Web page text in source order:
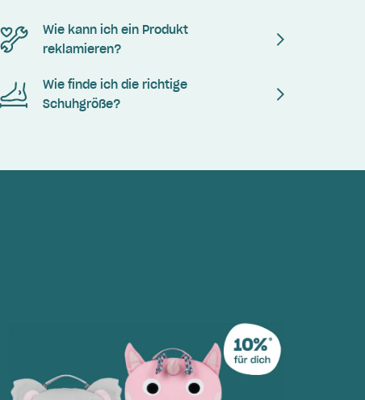
Wie kann ich ein Produkt
reklamieren?
Wie finde ich die richtige
Schuhgröße?